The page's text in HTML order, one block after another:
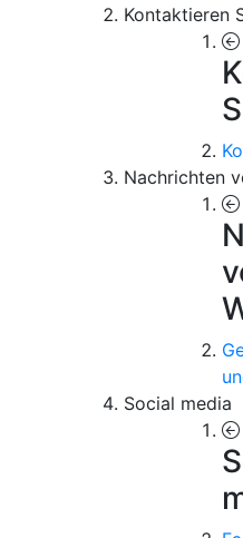
Kontaktieren
Nachrichten
Social media